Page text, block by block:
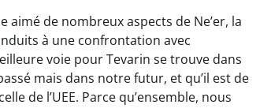
aimé de nombreux aspects de Ne’er, la
à une confrontation avec
voie pour Tevarin se trouve dans
mais dans notre futur, et qu’il est de
de l’UEE. Parce qu’ensemble, nous